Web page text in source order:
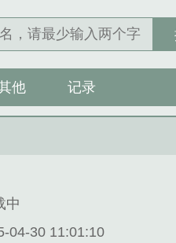
他 记录
中
04-30 11:01:10